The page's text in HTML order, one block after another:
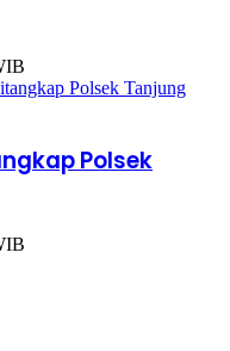
Polsek